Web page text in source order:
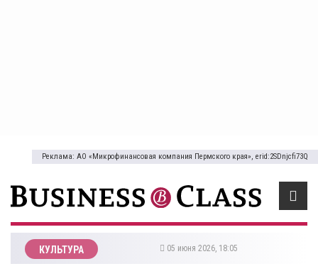
Реклама: АО «Микрофинансовая компания Пермского края», erid:2SDnjcfi73Q
КУЛЬТУРА 05 июня 2026, 18:05